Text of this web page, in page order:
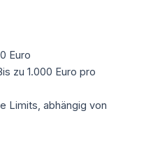
Euro
zu 1.000 Euro pro
Limits, abhängig von